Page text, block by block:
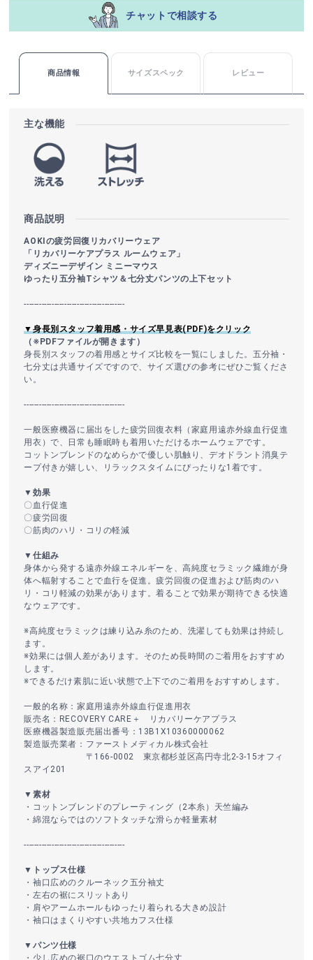
チャットで相談する
商品情報 サイズスペック レビュー
主な機能
商品説明
AOKIの疲労回復リカバリーウェア
「リカバリーケアプラス ルームウェア」
ディズニーデザイン ミニーマウス
ゆったり五分袖Tシャツ＆七分丈パンツの上下セット
----------------------------------------
▼身長別スタッフ着用感・サイズ早見表(PDF)をクリック
（※PDFファイルが開きます）
身長別スタッフの着用感とサイズ比較を一覧にしました。五分袖・
七分丈は共通サイズですので、サイズ選びの参考にぜひご覧くださ
い。
----------------------------------------
一般医療機器に届出をした疲労回復衣料（家庭用遠赤外線血行促進
用衣）で、日常も睡眠時も着用いただけるホームウェアです。
コットンブレンドのなめらかで優しい肌触り、デオドラント消臭テ
ープ付きが嬉しい、リラックスタイムにぴったりな1着です。
▼効果
〇血行促進
〇疲労回復
〇筋肉のハリ・コリの軽減
▼仕組み
身体から発する遠赤外線エネルギーを、高純度セラミック繊維が身
体へ輻射することで血行を促進。疲労回復の促進および筋肉のハ
リ・コリ軽減の効果があります。着ることで効果が期待できる快適
なウェアです。
※高純度セラミックは練り込み糸のため、洗濯しても効果は持続し
ます。
※効果には個人差があります。そのため長時間のご着用をおすすめ
します。
※できるだけ素肌に近い状態で上下でのご着用をおすすめします。
一般的名称：家庭用遠赤外線血行促進用衣
販売名：RECOVERY CARE＋ リカバリーケアプラス
医療機器製造販売届出番号：13B1X10360000062
製造販売業者：ファーストメディカル株式会社
〒166-0002 東京都杉並区高円寺北2-3-15オフィ
スアイ201
▼素材
・コットンブレンドのプレーティング（2本糸）天竺編み
・綿混ならではのソフトタッチな滑らか軽量素材
----------------------------------------
▼トップス仕様
・袖口広めのクルーネック五分袖丈
・左右の裾にスリットあり
・肩やアームホールもゆったり着られる大きめ設計
・袖口はまくりやすい共地カフス仕様
▼パンツ仕様